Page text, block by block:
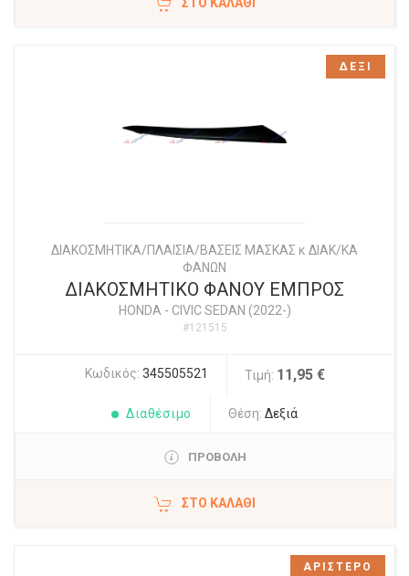
ΣΤΟ ΚΑΛΆΘΙ
ΔΙΑΚΟΣΜΗΤΙΚΑ/ΠΛΑΙΣΙΑ/ΒΑΣΕΙΣ ΜΑΣΚΑΣ κ ΔΙΑΚ/ΚΑ
ΦΑΝΩΝ
ΔΙΑΚΟΣΜΗΤΙΚΟ ΦΑΝΟΥ ΕΜΠΡΟΣ
HONDA- CIVIC SEDAN (2022-)
#121515
Κωδικός: 345505521 Τιμή: 11,95 €
Διαθέσιμο Θέση: Δεξιά
ΠΡΟΒΟΛΗ
ΣΤΟ ΚΑΛΆΘΙ
ΔΕΞΙ
ΑΡΙΣΤΕΡΟ